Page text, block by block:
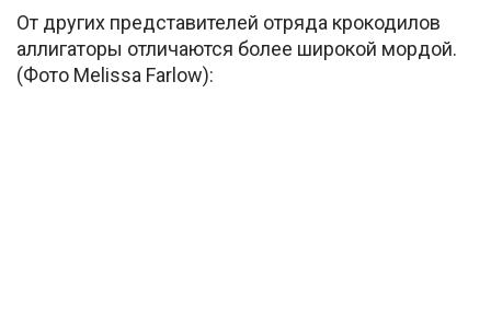
От других представителей отряда крокодилов
аллигаторы отличаются более широкой мордой.
(Фото Melissa Farlow):